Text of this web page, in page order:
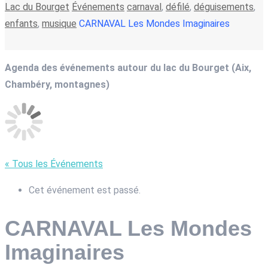
Lac du Bourget Événements carnaval, défilé, déguisements,
enfants, musique CARNAVAL Les Mondes Imaginaires
Agenda des événements autour du lac du Bourget (Aix,
Chambéry, montagnes)
« Tous les Événements
Cet événement est passé.
CARNAVAL Les Mondes
Imaginaires